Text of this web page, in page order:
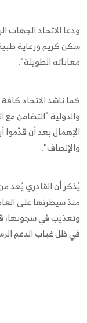
ودعا الاتحاد الجهات
سكن كريم ورعاية
معاناته الطويلة".
كما ناشد الاتحاد
والدولية "التضامن مع
الإهمال بعد أن
والإنصاف".
يُذكر أن القادري يُعد
منذ سيطرتها على
وتعذيب في سجونها،
في ظل غياب الدعم